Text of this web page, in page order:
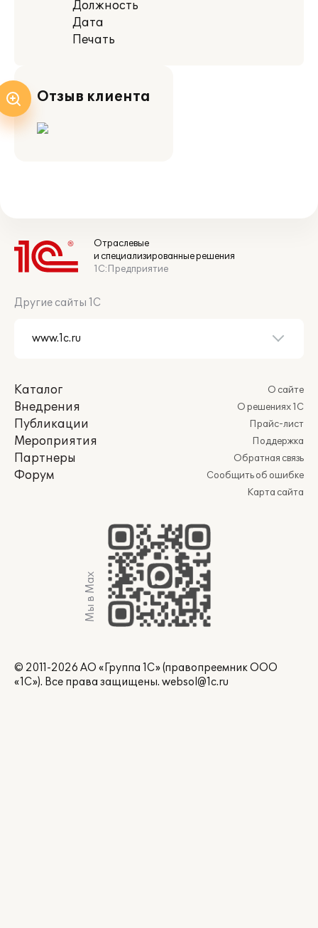
Должность
Дата
Печать
Отзыв клиента
Отраслевые
и специализированные решения
1С:Предприятие
Другие сайты 1С
Каталог
Внедрения
Публикации
Мероприятия
Партнеры
Форум
О сайте
О решениях 1С
Прайс-лист
Поддержка
Обратная связь
Сообщить об ошибке
Карта сайта
Мы в Max
© 2011-2026 АО «Группа 1С» (правопреемник ООО
«1С»). Все права защищены. websol@1c.ru